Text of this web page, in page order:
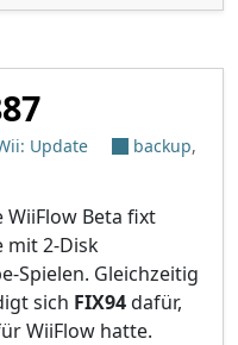
Update backup,
WiiFlow Beta fixt
mit 2-Disk
Spielen. Gleichzeitig
sich FIX94dafür,
WiiFlow hatte.